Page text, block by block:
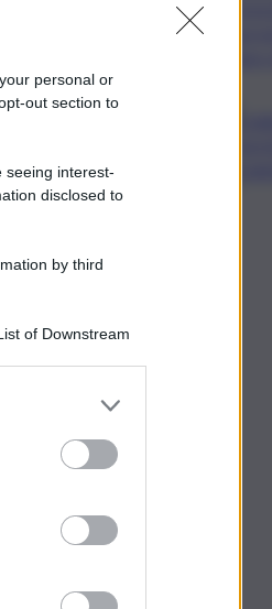
personal or
out section to
seeing interest-
disclosed to
by third
of Downstream